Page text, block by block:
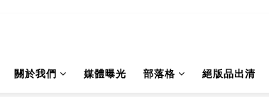
關於我們 媒體曝光 部落格 絕版品出清